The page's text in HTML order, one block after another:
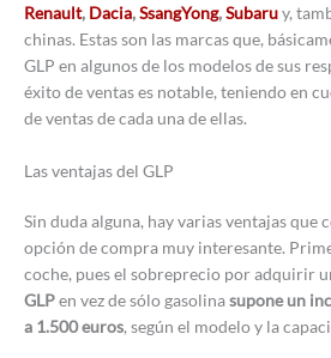
Renault, Dacia,SsangYong,Subaruy,
chinas. Estas son las marcas que,
GLP en algunos de los modelos de sus
éxito de ventas es notable, teniendo en
de ventas de cada una de ellas.
Las ventajas del GLP
Sin duda alguna, hay varias ventajas que
opción de compra muy interesante.
coche, pues el sobreprecio por adquirir
GLPen vez de sólo gasolinasupone un
a 1.500 euros, según el modelo y la